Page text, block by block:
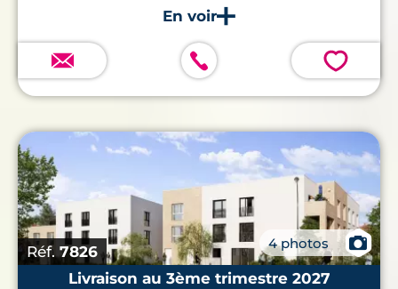
💗
Réf. 7826 4 photos
📷
Livraison au 3ème trimestre 2027